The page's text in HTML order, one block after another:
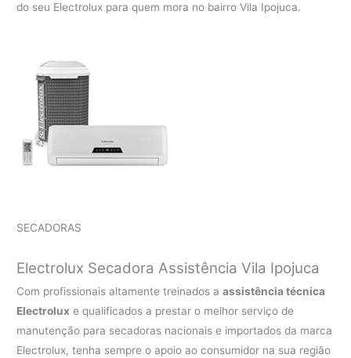
do seu Electrolux para quem mora no bairro Vila Ipojuca.
SECADORAS
Electrolux Secadora Assistência Vila Ipojuca
Com profissionais altamente treinados aassistência técnica
Electrolux e qualificados a prestar o melhor serviço de
manutenção para secadoras nacionais e importados da marca
Electrolux, tenha sempre o apoio ao consumidor na sua região